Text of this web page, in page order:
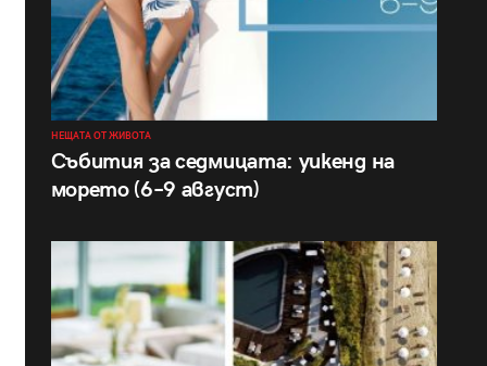
НЕЩАТА ОТ ЖИВОТА
Събития за седмицата: уикенд на
морето (6–9 август)